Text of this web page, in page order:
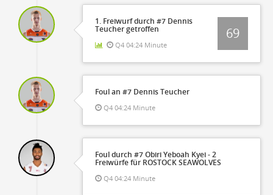
1. Freiwurf durch #7 Dennis
Teucher getroffen
Q4 04:24 Minute
69
Foul an #7 Dennis Teucher
Q4 04:24 Minute
Foul durch #7 Obiri Yeboah Kyei - 2
Freiwürfe für ROSTOCK SEAWOLVES
Q4 04:24 Minute